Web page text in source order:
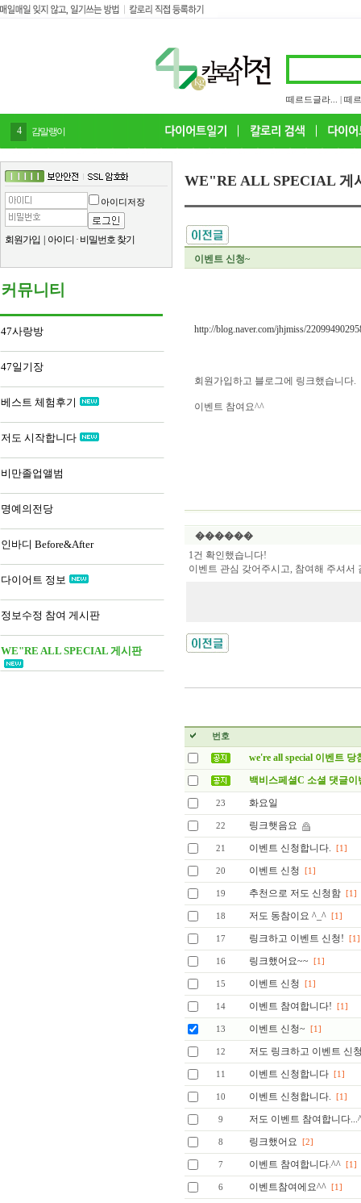
떼르드글라... 떼
4 감말랭이
아이디저장
회원가입 아이디 · 비밀번호 찾기
커뮤니티
47사랑방
47일기장
베스트 체험후기
저도 시작합니다
비만졸업앨범
명예의전당
인바디 Before&After
다이어트 정보
정보수정 참여 게시판
WE"RE ALL SPECIAL 게시판
WE"RE ALL SPECIAL 게
이벤트 신청~
http://blog.naver.com/jhjmiss/
회원가입하고 블로그에 링크했습니다.
이벤트 참여요^^
������
1건 확인했습니다!
이벤트 관심 갖어주시고, 참여해 주셔서
번호
we're all special 이벤트 당
백비스페셜C 소셜 댓글
23 화요일
22 링크햇음요
21 이벤트 신청합니다. [1]
20 이벤트 신청 [1]
19 추천으로 저도 신청함 [1]
18 저도 동참이요 ^_^ [1]
17 링크하고 이벤트 신청! [1]
16 링크했어요~~ [1]
15 이벤트 신청 [1]
14 이벤트 참여합니다! [1]
13 이벤트 신청~ [1]
12 저도 링크하고 이벤트 신
11 이벤트 신청합니다 [1]
10 이벤트 신청합니다. [1]
9 저도 이벤트 참여합니다
8 링크했어요 [2]
7 이벤트 참여합니다.^^ [1]
6 이벤트참여에요^^ [1]